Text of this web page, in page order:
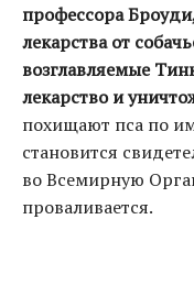
профессора
лекарства от
возглавляемые
лекарство и
похищают пса по
становится
во Всемирную
проваливается.